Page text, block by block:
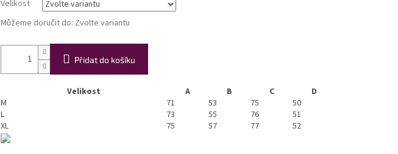
Velikost
Můžeme doručit do: Zvolte variantu
Přidat do košíku
Velikost A B C
D
M
71 53 75
50
L
73 55 76
51
XL
75 57 77 52